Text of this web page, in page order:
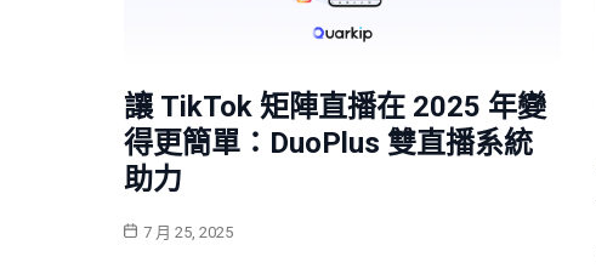
讓 TikTok 矩陣直播在 2025 年變
得更簡單：DuoPlus 雙直播系統
助力
7 月 25, 2025